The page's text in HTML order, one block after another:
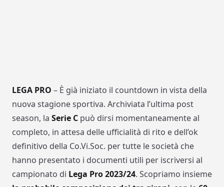
LEGA PRO – È già iniziato il countdown in vista della
nuova stagione sportiva. Archiviata l’ultima post
season, la Serie C può dirsi momentaneamente al
completo, in attesa delle ufficialità di rito e dell’ok
definitivo della Co.Vi.Soc. per tutte le società che
hanno presentato i documenti utili per iscriversi al
campionato di Lega Pro 2023/24. Scopriamo insieme